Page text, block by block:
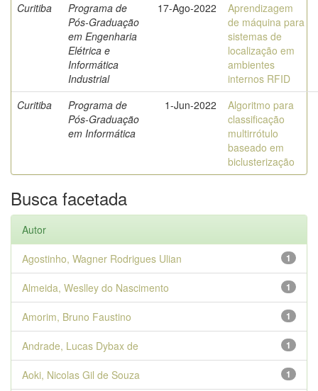
Curitiba
Programa de
Pós-Graduação
em Engenharia
Elétrica e
Informática
Industrial
17-Ago-2022
Aprendizagem
de máquina para
sistemas de
localização em
ambientes
internos RFID
Curitiba
Programa de
Pós-Graduação
em Informática
1-Jun-2022
Algoritmo para
classificação
multirrótulo
baseado em
biclusterização
Busca facetada
Autor
1
Agostinho, Wagner Rodrigues Ulian
1
Almeida, Weslley do Nascimento
1
Amorim, Bruno Faustino
1
Andrade, Lucas Dybax de
1
Aoki, Nicolas Gil de Souza